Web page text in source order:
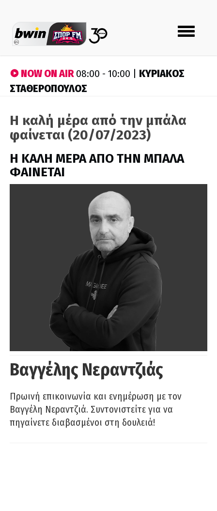
Toggle
navigation
NOW ON AIR08:00 - 10:00 | ΚΥΡΙΑΚΟΣ
ΣΤΑΘΕΡΟΠΟΥΛΟΣ
Η καλή μέρα από την μπάλα
φαίνεται (20/07/2023)
H ΚΑΛΗ ΜΕΡΑ ΑΠΟ ΤΗΝ ΜΠΑΛΑ
ΦΑΙΝΕΤΑΙ
Βαγγέλης Νεραντζιάς
Πρωινή επικοινωνία και ενημέρωση με τον
Βαγγέλη Νεραντζιά. Συντονιστείτε για να
πηγαίνετε διαβασμένοι στη δουλειά!